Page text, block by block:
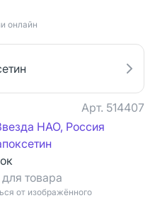
онлайн
Арт. 514407
НАО, Россия
товара
от изображённого